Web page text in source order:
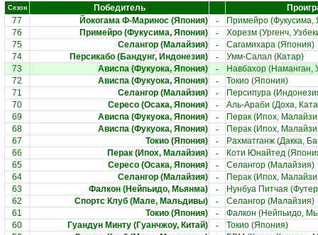
Сезон Победитель
77
Йокогама Ф-Маринос (Япония) -
Примейро (Фукусима,
76
Примейро (Фукусима, Япония) -
Хорезм (Ургенч,
75
Селангор (Малайзия) -
Сагамихара (Япония)
74
Персикабо (Бандунг, Индонезия) -
Умм-Салал (Катар)
73
Ависпа (Фукуока, Япония) -
Навбахор (Наманган,
72
Ависпа (Фукуока, Япония) -
Токио (Япония)
71
Селангор (Малайзия) -
Персипура
70
Сересо (Осака, Япония) -
Аль-Араби (Доха,
69
Ависпа (Фукуока, Япония) -
Перак (Ипох,
68
Ависпа (Фукуока, Япония) -
Перак (Ипох,
67
Токио (Япония) -
Рахматганж (Дакка,
66
Перак (Ипох, Малайзия) -
Коти Юнайтед
65
Сересо (Осака, Япония) -
Селангор (Малайзия)
64
Селангор (Малайзия) -
Перак (Ипох,
63
Фалкон (Нейпьидо, Мьянма) -
Нунбуа Питчая
62
Спортс Клуб (Мале, Мальдивы) -
Селангор (Малайзия)
61
Токио (Япония) -
Фалкон (Нейпьидо,
60
Гуандун Минту (Гуанчжоу, Китай) -
Токио (Япония)